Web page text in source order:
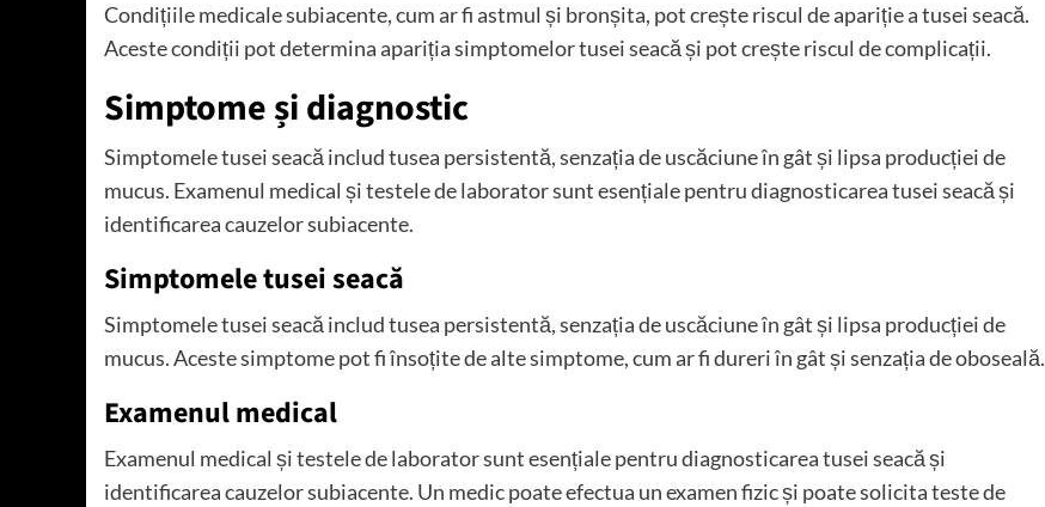
Condițiile medicale subiacente, cum ar fi astmul și bronșita, pot crește riscul de apariție a tusei seacă.
Aceste condiții pot determina apariția simptomelor tusei seacă și pot crește riscul de complicații.
Simptome și diagnostic
Simptomele tusei seacă includ tusea persistentă, senzația de uscăciune în gât și lipsa producției de
mucus. Examenul medical și testele de laborator sunt esențiale pentru diagnosticarea tusei seacă și
identificarea cauzelor subiacente.
Simptomele tusei seacă
Simptomele tusei seacă includ tusea persistentă, senzația de uscăciune în gât și lipsa producției de
mucus. Aceste simptome pot fi însoțite de alte simptome, cum ar fi dureri în gât și senzația de oboseală.
Examenul medical
Examenul medical și testele de laborator sunt esențiale pentru diagnosticarea tusei seacă și
identificarea cauzelor subiacente. Un medic poate efectua un examen fizic și poate solicita teste de